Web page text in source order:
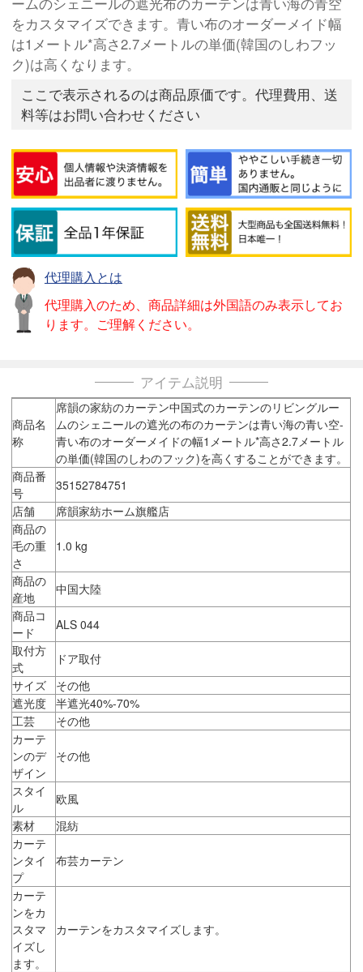
をカスタマイズできます。青い布のオーダーメイド幅
は1メートル*高さ2.7メートルの単価(韓国のしわフッ
ク)は高くなります。
ここで表示されるのは商品原価です。代理費用、送
料等はお問い合わせください
代理購入とは
代理購入のため、商品詳細は外国語のみ表示してお
ります。ご理解ください。
アイテム説明
商品名
称
席韻の家紡のカーテン中国式のカーテンのリビングルー
ムのシェニールの遮光の布のカーテンは青い海の青い空-
青い布のオーダーメイドの幅1メートル*高さ2.7メートル
の単価(韓国のしわのフック)を高くすることができます。
商品番
号
35152784751
店舗
席韻家紡ホーム旗艦店
商品の
毛の重
さ
1.0 kg
商品の
産地
中国大陸
商品コ
ード
ALS 044
取付方
式
ドア取付
サイズ
その他
遮光度
半遮光40%-70%
工芸
その他
カーテ
ンのデ
ザイン
その他
スタイ
ル
欧風
素材
混紡
カーテ
ンタイ
プ
布芸カーテン
カーテ
ンをカ
スタマ
イズし
ます。
カーテンをカスタマイズします。